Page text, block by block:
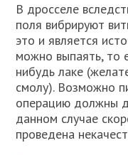
В дросселе
поля вибрируют
это и является
можно выпаять, то
нибудь лаке
смолу). Возможно
операцию должны
данном случае
проведена